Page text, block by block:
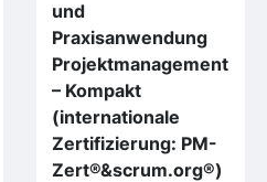
und
Praxisanwendung
Projektmanagement
– Kompakt
(internationale
Zertifizierung: PM-
Zert®&scrum.org®)